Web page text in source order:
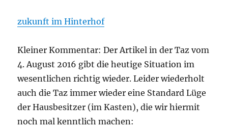
zukunft im Hinterhof
Kleiner Kommentar: Der Artikel in der Taz vom
4. August 2016 gibt die heutige Situation im
wesentlichen richtig wieder. Leider wiederholt
auch die Taz immer wieder eine Standard Lüge
der Hausbesitzer (im Kasten), die wir hiermit
noch mal kenntlich machen: